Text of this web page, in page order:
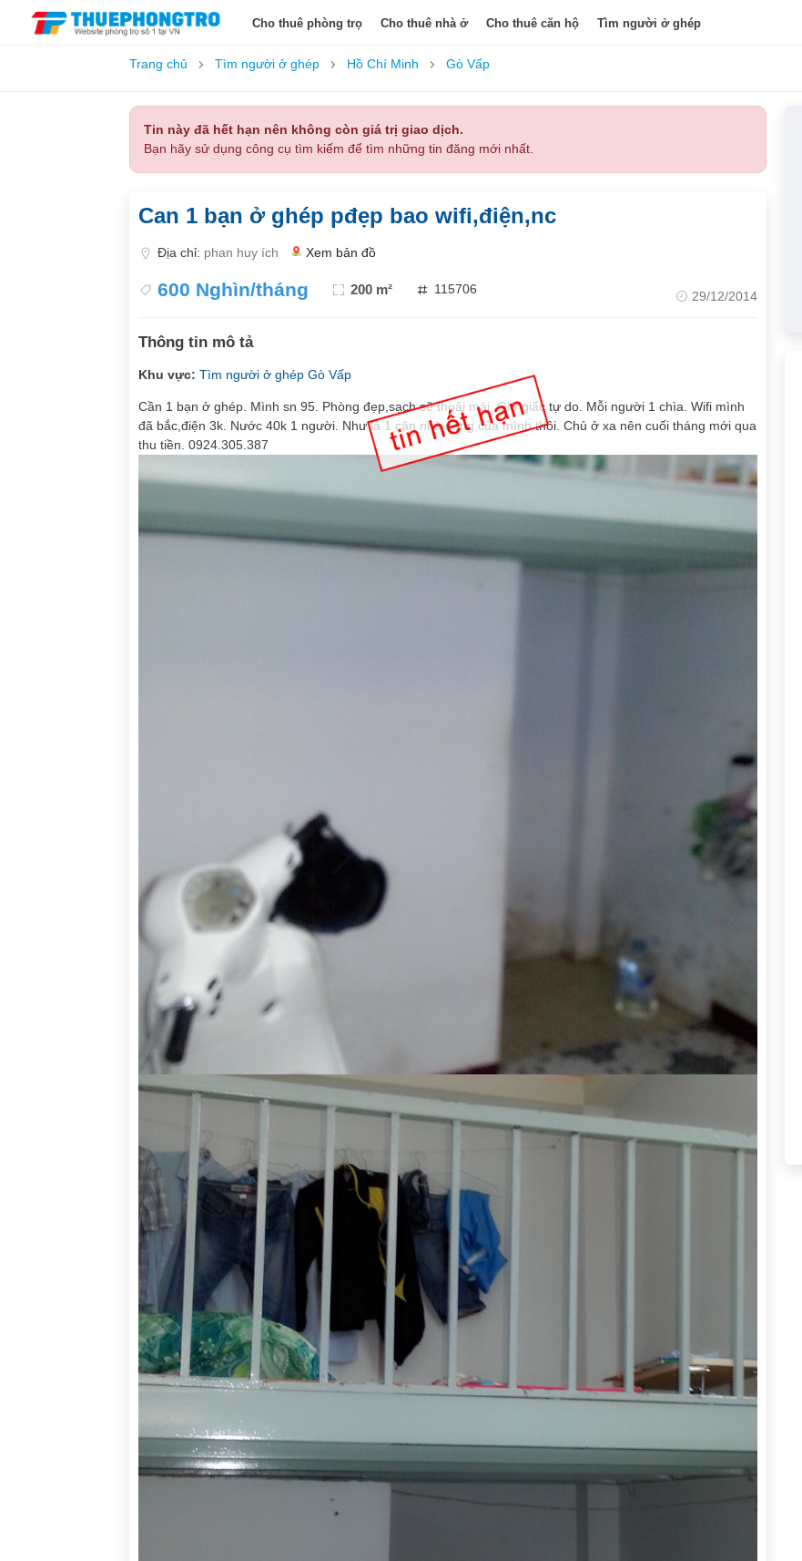
Cho thuê phòng trọ Cho thuê nhà ở Cho thuê căn hộ Tìm người ở ghép
Trang chủ Tìm người ở ghép Hồ Chí Minh Gò Vấp
Tin này đã hết hạn nên không còn giá trị giao dịch.
Bạn hãy sử dụng công cụ tìm kiếm để tìm những tin đăng mới nhất.
Can 1 bạn ở ghép pđẹp bao wifi,điện,nc
Địa chỉ: phan huy ích Xem bản đồ
600 Nghìn/tháng 200 m² 115706 29/12/2014
Thông tin mô tả
Khu vực: Tìm người ở ghép Gò Vấp
Cần 1 bạn ở ghép. Mình sn 95. Phòng đẹp,sạch sẽ thoải mái. Giờ giấc tự do. Mỗi người 1 chìa. Wifi mình
đã bắc,điện 3k. Nước 40k 1 người. Như là 1 căn nhà riêng của mình thôi. Chủ ở xa nên cuối tháng mới qua
thu tiền. 0924.305.387